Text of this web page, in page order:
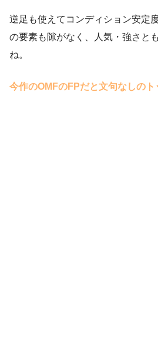
逆足も使えてコンディション安定
の要素も隙がなく、人気・強さと
ね。
今作のOMFのFPだと文句なしのト